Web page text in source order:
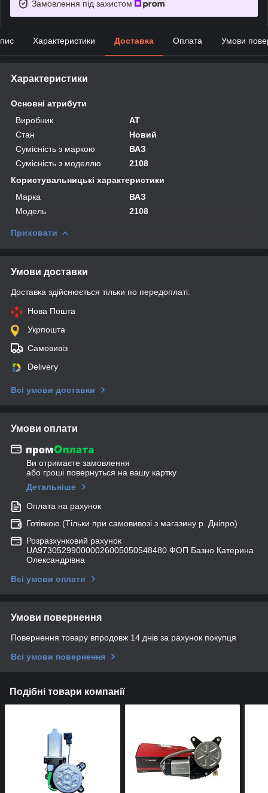
Замовлення під захистом
Характеристики Доставка Оплата Умови
Характеристики
Основні атрибути
Виробник
AT
Стан
Новий
Сумісність з маркою
ВАЗ
Сумісність з моделлю
2108
Користувальницькі характеристики
Марка
ВАЗ
Мoдель
2108
Приховати
Умови доставки
Доставка здійснюється тільки по передоплаті.
Нова Пошта
Укрпошта
Самовивіз
Delivery
Всі умови доставки
Умови оплати
Ви отримаєте замовлення
або гроші повернуться на вашу картку
Детальніше
Оплата на рахунок
Готівкою (Тільки при самовивозі з магазину р. Дніпро)
Розразхунковий рахунок
UA973052990000026005050548480 ФОП Базно Катерина
Олександрівна
Всі умови оплати
Умови повернення
Повернення товару впродовж 14 днів за рахунок покупця
Всі умови повернення
Подібні товари компанії